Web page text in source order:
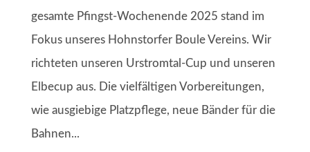
gesamte Pfingst-Wochenende 2025 stand im
Fokus unseres Hohnstorfer Boule Vereins. Wir
richteten unseren Urstromtal-Cup und unseren
Elbecup aus. Die vielfältigen Vorbereitungen,
wie ausgiebige Platzpflege, neue Bänder für die
Bahnen...